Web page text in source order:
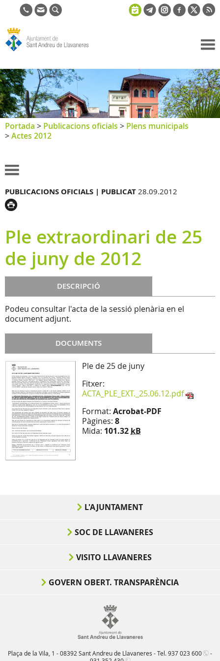
de Sant
Andreu de
Llavaneres
Portada > Publicacions oficials > Plens municipals
>Actes 2012
PUBLICACIONS OFICIALS | PUBLICAT 28.09.2012
Ple extraordinari de 25
de juny de 2012
DESCRIPCIÓ
Podeu consultar l'acta de la sessió plenària en el
document adjunt.
DOCUMENTS
Ple de 25 de juny
Fitxer:
ACTA_PLE_EXT._25.06.12.pdf
Format: Acrobat-PDF
Pàgines: 8
Mida: 101.32 kB
L'AJUNTAMENT
SOC DE LLAVANERES
VISITO LLAVANERES
GOVERN OBERT. TRANSPARÈNCIA
Plaça de la Vila, 1 - 08392 Sant Andreu de Llavaneres - Tel.937 023 600
-